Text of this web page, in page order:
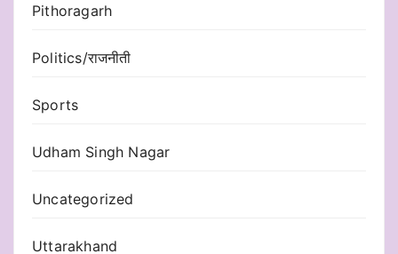
Pithoragarh
Politics/राजनीती
Sports
Udham Singh Nagar
Uncategorized
Uttarakhand